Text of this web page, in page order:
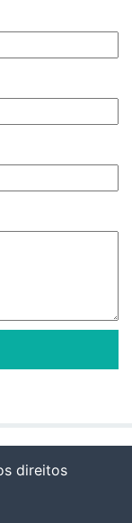
direitos